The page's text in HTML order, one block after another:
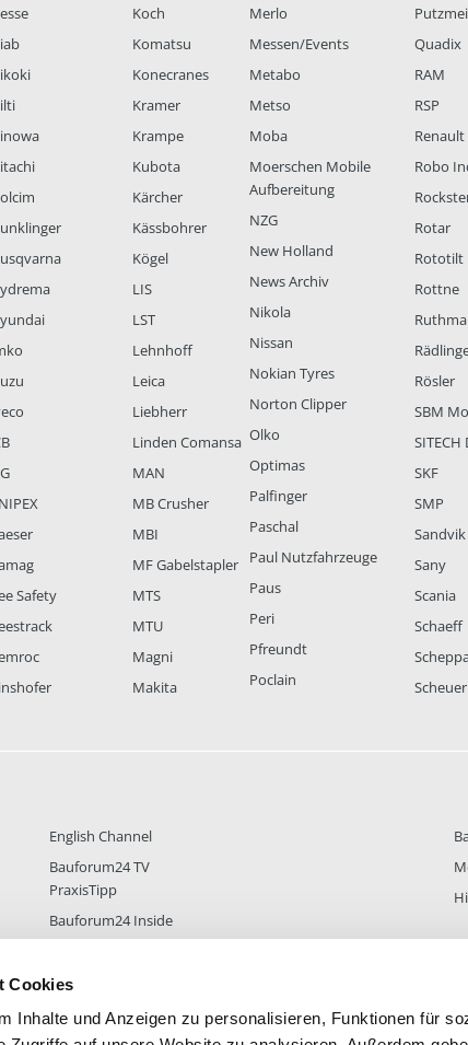
Cookies
Inhalte und Anzeigen zu personalisieren, Funktionen für
Safety
Koch
Komatsu
Konecranes
Kramer
Krampe
Kubota
Kärcher
Kässbohrer
Kögel
LIS
LST
Lehnhoff
Leica
Liebherr
Linden Comansa
MAN
MB Crusher
MBI
MF Gabelstapler
MTS
MTU
Magni
Makita
Merlo
Messen/Events
Metabo
Metso
Moba
Moerschen Mobile
Aufbereitung
NZG
New Holland
News Archiv
Nikola
Nissan
Nokian Tyres
Norton Clipper
Olko
Optimas
Palfinger
Paschal
Paul Nutzfahrzeuge
Paus
Peri
Pfreundt
Poclain
Quadix
RAM
RSP
Robo
Rotar
Rototilt
Rottne
Rösler
SBM
SKF
SMP
Sandvik
Sany
Scania
Schaeff
English Channel
Bauforum24 TV
PraxisTipp
Bauforum24 Inside
38.433 FOREN STATISTIK